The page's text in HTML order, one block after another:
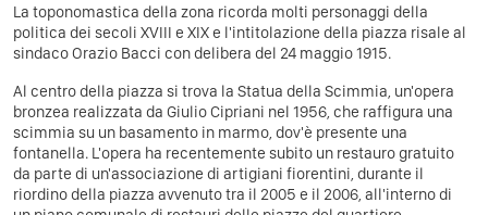
La toponomastica della zona ricorda molti personaggi della
politica dei secoli XVIII e XIX e l'intitolazione della piazza risale al
sindaco Orazio Bacci con delibera del 24 maggio 1915.
Al centro della piazza si trova la Statua della Scimmia, un'opera
bronzea realizzata da Giulio Cipriani nel 1956, che raffigura una
scimmia su un basamento in marmo, dov'è presente una
fontanella. L'opera ha recentemente subito un restauro gratuito
da parte di un'associazione di artigiani fiorentini, durante il
riordino della piazza avvenuto tra il 2005 e il 2006, all'interno di